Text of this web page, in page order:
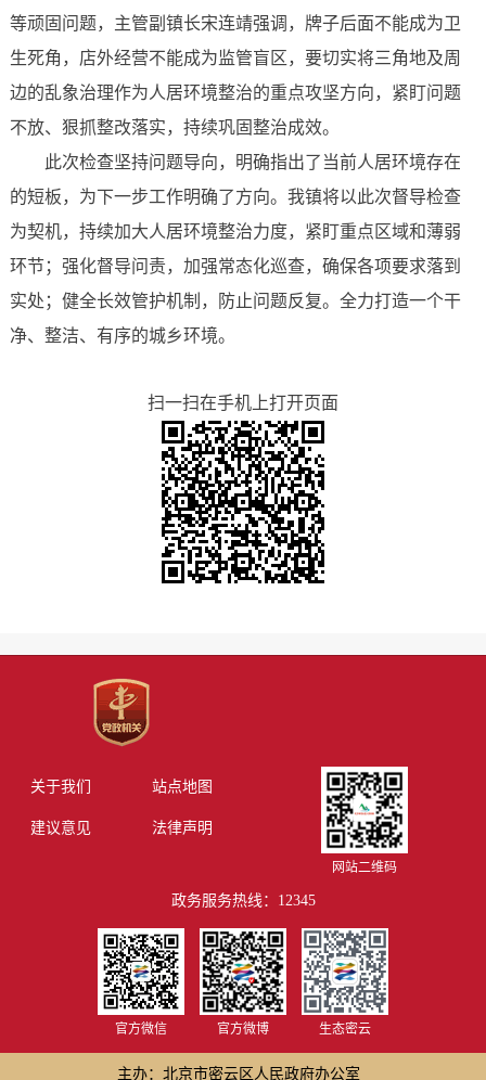
等顽固问题，主管副镇长宋连靖强调，牌子后面不能成为卫
生死角，店外经营不能成为监管盲区，要切实将三角地及周
边的乱象治理作为人居环境整治的重点攻坚方向，紧盯问题
不放、狠抓整改落实，持续巩固整治成效。
此次检查坚持问题导向，明确指出了当前人居环境存在
的短板，为下一步工作明确了方向。我镇将以此次督导检查
为契机，持续加大人居环境整治力度，紧盯重点区域和薄弱
环节；强化督导问责，加强常态化巡查，确保各项要求落到
实处；健全长效管护机制，防止问题反复。全力打造一个干
净、整洁、有序的城乡环境。
扫一扫在手机上打开页面
关于我们 站点地图
建议意见 法律声明
网站二维码
政务服务热线：12345
官方微信 官方微博 生态密云
主办：北京市密云区人民政府办公室